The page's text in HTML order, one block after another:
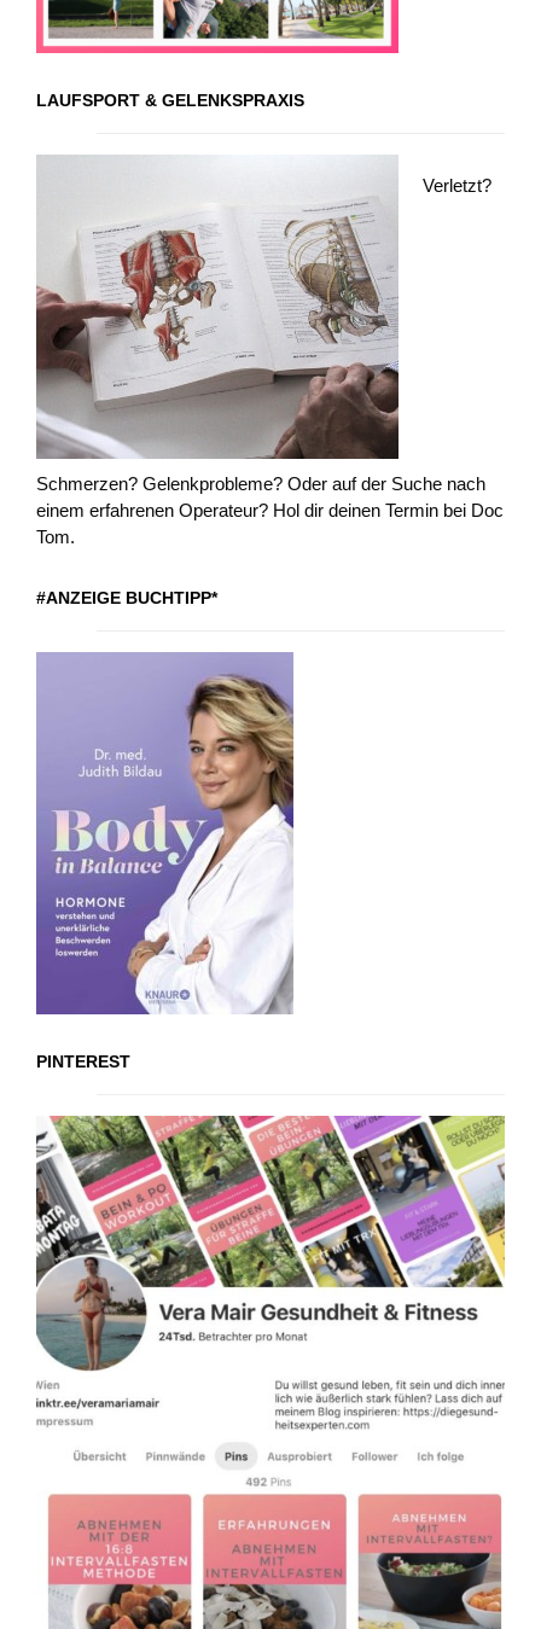
LAUFSPORT & GELENKSPRAXIS
Verletzt?
Schmerzen? Gelenkprobleme? Oder auf der Suche nach
einem erfahrenen Operateur? Hol dir deinen Termin bei Doc
Tom.
#ANZEIGE BUCHTIPP*
PINTEREST